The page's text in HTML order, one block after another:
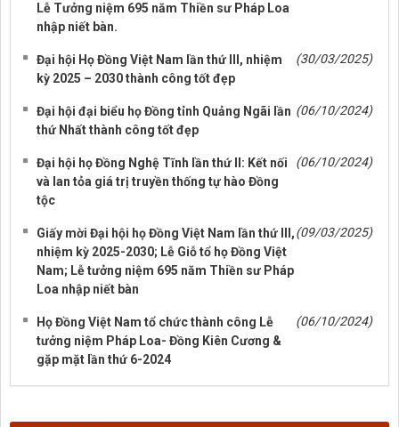
Lễ Tưởng niệm 695 năm Thiền sư Pháp Loa
nhập niết bàn.
Đại hội Họ Đồng Việt Nam lần thứ III, nhiệm
kỳ 2025 – 2030 thành công tốt đẹp
(30/03/2025)
Đại hội đại biểu họ Đồng tỉnh Quảng Ngãi lần
thứ Nhất thành công tốt đẹp
(06/10/2024)
Đại hội họ Đồng Nghệ Tĩnh lần thứ II: Kết nối
và lan tỏa giá trị truyền thống tự hào Đồng
tộc
(06/10/2024)
Giấy mời Đại hội họ Đồng Việt Nam lần thứ III,
nhiệm kỳ 2025-2030; Lễ Giỗ tổ họ Đồng Việt
Nam; Lễ tưởng niệm 695 năm Thiền sư Pháp
Loa nhập niết bàn
(09/03/2025)
Họ Đồng Việt Nam tổ chức thành công Lễ
tưởng niệm Pháp Loa- Đồng Kiên Cương &
gặp mặt lần thứ 6-2024
(06/10/2024)